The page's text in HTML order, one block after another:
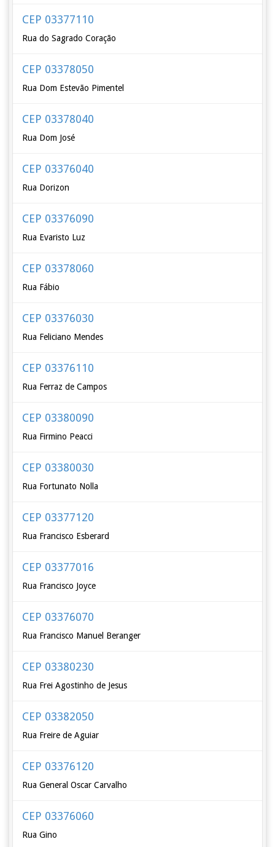
CEP 03377110
Rua do Sagrado Coração
CEP 03378050
Rua Dom Estevão Pimentel
CEP 03378040
Rua Dom José
CEP 03376040
Rua Dorizon
CEP 03376090
Rua Evaristo Luz
CEP 03378060
Rua Fábio
CEP 03376030
Rua Feliciano Mendes
CEP 03376110
Rua Ferraz de Campos
CEP 03380090
Rua Firmino Peacci
CEP 03380030
Rua Fortunato Nolla
CEP 03377120
Rua Francisco Esberard
CEP 03377016
Rua Francisco Joyce
CEP 03376070
Rua Francisco Manuel Beranger
CEP 03380230
Rua Frei Agostinho de Jesus
CEP 03382050
Rua Freire de Aguiar
CEP 03376120
Rua General Oscar Carvalho
CEP 03376060
Rua Gino